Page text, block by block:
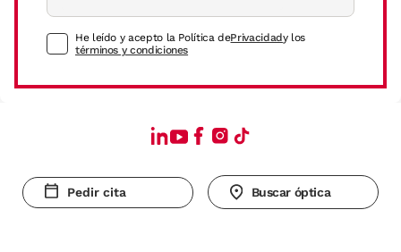
He leído y acepto la Política dePrivacidady los
términos y condiciones
Pedir cita Buscar óptica